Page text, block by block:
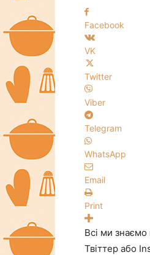
Facebook
VK
Twitter
Viber
Telegram
WhatsApp
Email
Print
Всі ми знаємо
Твіттер або